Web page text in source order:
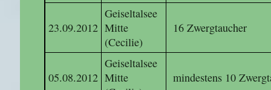
23.09.2012
Geiseltalsee
Mitte
(Cecilie)
16 Zwergtaucher
05.08.2012
Geiseltalsee
Mitte
mindestens 10